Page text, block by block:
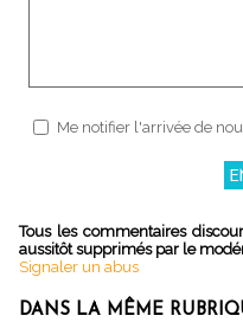
Me notifier l'arrivée de
Tous les commentaires
aussitôt supprimés par le
Signaler un abus
DANS LA MÊME